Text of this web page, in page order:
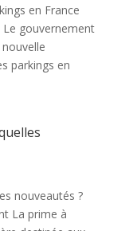
en France
gouvernement
parkings en
nouveautés ?
La prime à